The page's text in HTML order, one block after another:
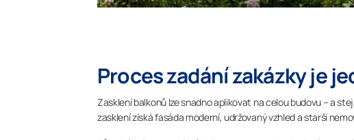
Proces zadání zakázky je
Zasklení balkonů lze snadno aplikovat na celou budovu – a
zasklení získá fasáda moderní, udržovaný vzhled a starší